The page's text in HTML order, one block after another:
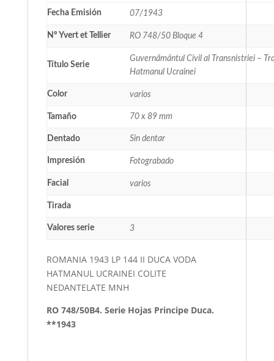
Fecha Emisión 07/1943
Nº Yvert et Tellier RO 748/50 Bloque 4
Título Serie
Guvernământul Civil al Transnistriei –
Hatmanul Ucrainei
Color varios
Tamaño 70 x 89 mm
Dentado Sin dentar
Impresión Fotograbado
Facial varios
Tirada
Valores serie 3
ROMANIA 1943 LP 144 II DUCA VODA
HATMANUL UCRAINEI COLITE
NEDANTELATE MNH
RO 748/50B4. Serie Hojas Principe Duca.
**1943